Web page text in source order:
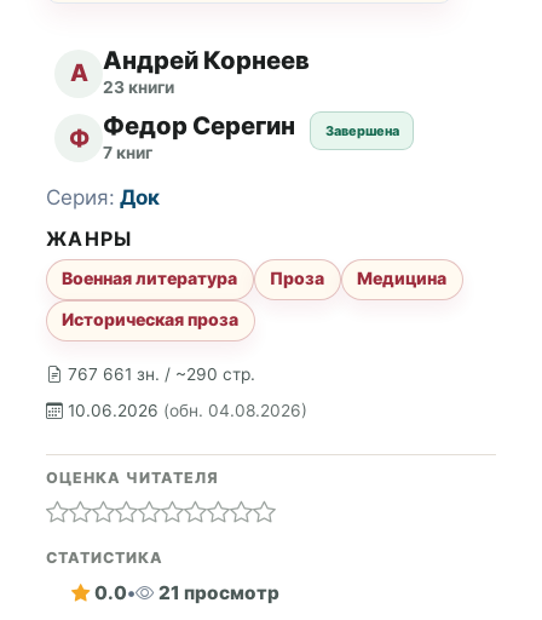
А Андрей Корнеев
23 книги
Ф Федор Серегин
7 книг
Завершена
767 661 зн. / ~290 стр.
10.06.2026 (обн. 04.08.2026)
Серия: Док
ЖАНРЫ
Военная литература Проза
Медицина
Историческая проза
ОЦЕНКА ЧИТАТЕЛЯ
СТАТИСТИКА
0.0• 21 просмотр